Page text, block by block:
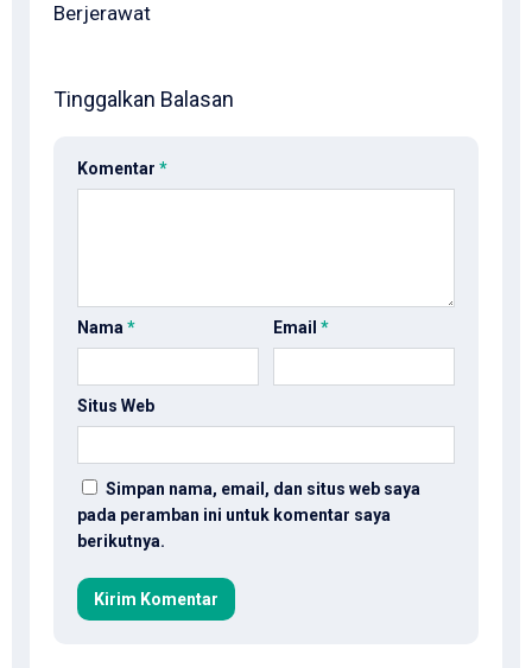
Berjerawat
Tinggalkan Balasan
Komentar *
Nama* Email*
Situs Web
Simpan nama, email, dan situs web saya
pada peramban ini untuk komentar saya
berikutnya.